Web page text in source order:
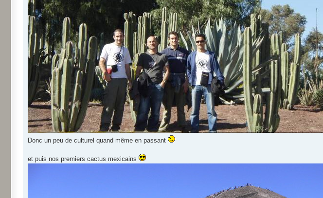
Donc un peu de culturel quand même en passant
et puis nos premiers cactus mexicains